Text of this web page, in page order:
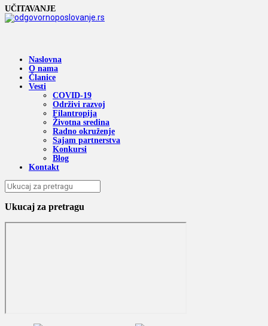
UČITAVANJE
Naslovna
O nama
Članice
Vesti
COVID-19
Održivi razvoj
Filantropija
Životna sredina
Radno okruženje
Sajam partnerstva
Konkursi
Blog
Kontakt
Ukucaj za pretragu